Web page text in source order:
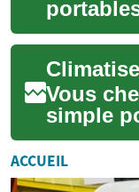
manière
Vous
simple
intérieur
mobili...
ACCUEIL